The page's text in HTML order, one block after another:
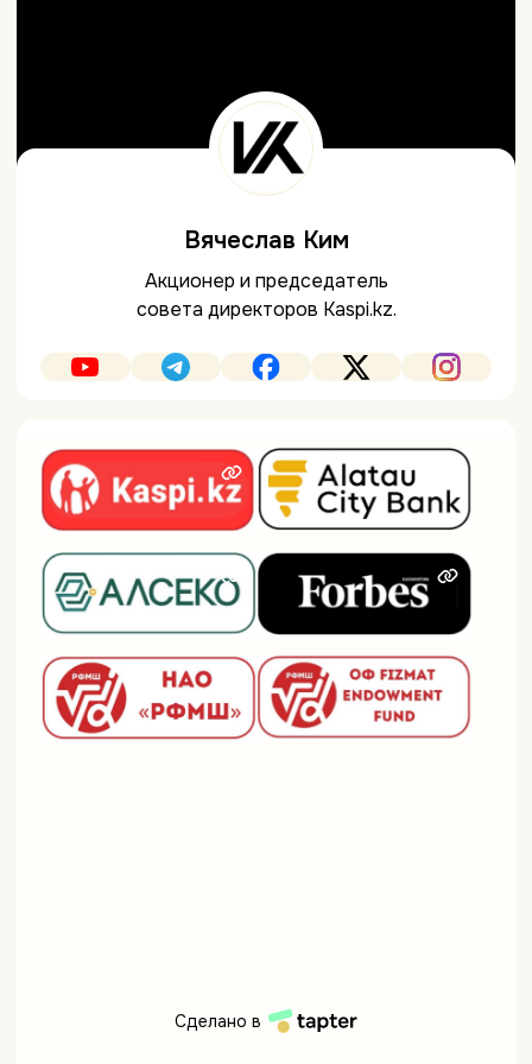
Вячеслав Ким
Акционер и председатель
совета директоров Kaspi.kz.
Сделано в